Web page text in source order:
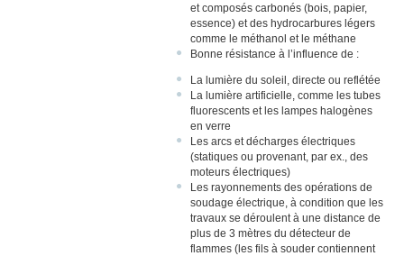
Détecteur de flamme FS24X PLUS
et composés carbonés (bois, papier,
essence) et des hydrocarbures légers
comme le méthanol et le méthane
Bonne résistance à l’influence de :
La lumière du soleil, directe ou reflétée
La lumière artificielle, comme les tubes
fluorescents et les lampes halogènes
en verre
Les arcs et décharges électriques
(statiques ou provenant, par ex., des
moteurs électriques)
Les rayonnements des opérations de
soudage électrique, à condition que les
travaux se déroulent à une distance de
plus de 3 mètres du détecteur de
flammes (les fils à souder contiennent